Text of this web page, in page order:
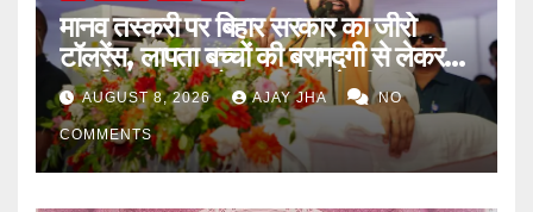
मानव तस्करी पर बिहार सरकार का जीरो
टॉलरेंस, लापता बच्चों की बरामदगी से लेकर
पुनर्वास तक पर जोर: सम्राट चौधरी
AUGUST 8, 2026 AJAY JHA NO
COMMENTS